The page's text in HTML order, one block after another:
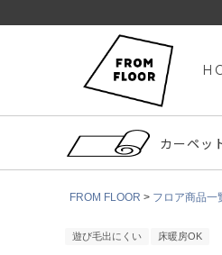
カーペッ
FROM FLOOR フロア商品一
遊び毛出にくい 床暖房OK